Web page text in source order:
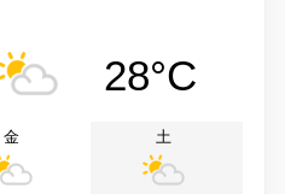
28°C
金 土